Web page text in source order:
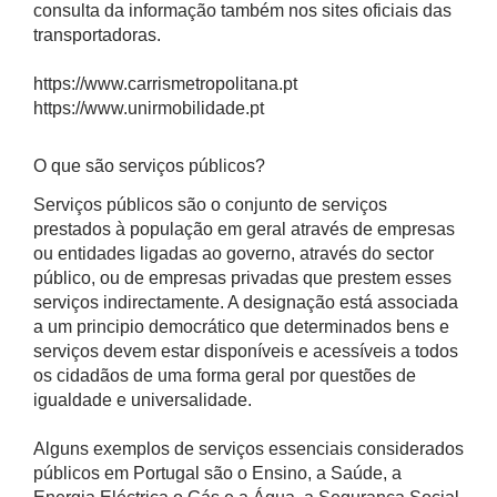
consulta da informação também nos sites oficiais das
transportadoras.
https://www.carrismetropolitana.pt
https://www.unirmobilidade.pt
O que são serviços públicos?
Serviços públicos são o conjunto de serviços
prestados à população em geral através de empresas
ou entidades ligadas ao governo, através do sector
público, ou de empresas privadas que prestem esses
serviços indirectamente. A designação está associada
a um principio democrático que determinados bens e
serviços devem estar disponíveis e acessíveis a todos
os cidadãos de uma forma geral por questões de
igualdade e universalidade.
Alguns exemplos de serviços essenciais considerados
públicos em Portugal são o Ensino, a Saúde, a